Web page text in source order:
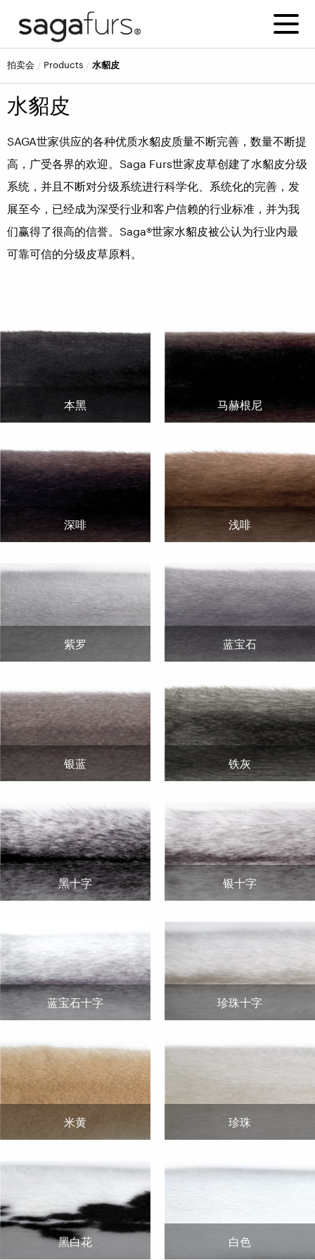
拍卖会 Products 水貂皮
水貂皮
SAGA世家供应的各种优质水貂皮质量不断完善，数量不断提
高，广受各界的欢迎。Saga Furs世家皮草创建了水貂皮分级
系统，并且不断对分级系统进行科学化、系统化的完善，发
展至今，已经成为深受行业和客户信赖的行业标准，并为我
们赢得了很高的信誉。Saga®世家水貂皮被公认为行业内最
可靠可信的分级皮草原料。
本黑 马赫根尼
深啡 浅啡
紫罗 蓝宝石
银蓝 铁灰
黑十字 银十字
蓝宝石十字 珍珠十字
米黄 珍珠
黑白花 白色